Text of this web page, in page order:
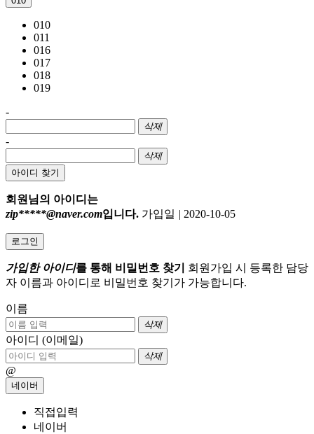
010
011
016
017
018
019
-
삭제
-
삭제
아이디 찾기
회원님의 아이디는
zip*****@naver.com입니다. 가입일 | 2020-10-05
로그인
가입한 아이디를 통해 비밀번호 찾기
회원가입 시 등록한 담당
자 이름과 아이디로 비밀번호 찾기가 가능합니다.
이름
삭제
아이디 (이메일)
삭제
@
네이버
직접입력
네이버